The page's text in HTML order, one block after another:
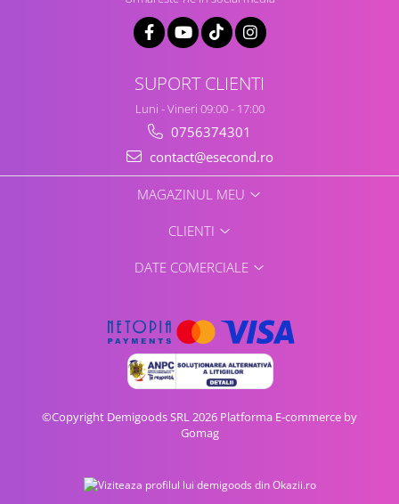
SUPORT CLIENTI
Luni - Vineri 09:00 - 17:00
0756374301
contact@esecond.ro
MAGAZINUL MEU
CLIENTI
DATE COMERCIALE
©Copyright Demigoods SRL 2026 Platforma E-commerce by
Gomag